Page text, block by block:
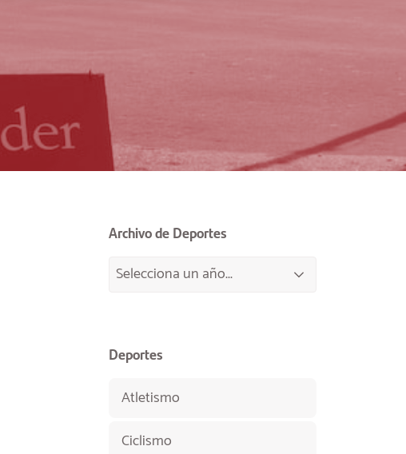
Archivo de Deportes
Deportes
Atletismo
Ciclismo